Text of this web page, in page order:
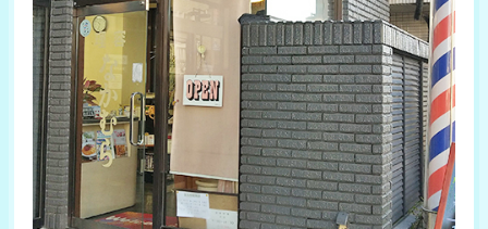
Old New
(高岡/高岡市)
￥4,400
コーレア
(伏木/高岡市)
￥4,000
フィガロ
(高岡/高岡市)
￥3,850
ササキ
(電鉄魚津駅/魚津市)
￥4,000
Chic Work’s Otto